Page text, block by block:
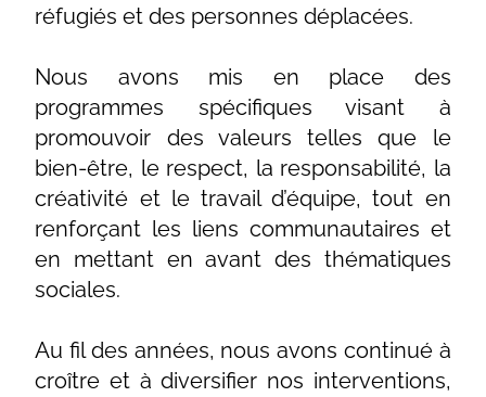
réfugiés et des personnes déplacées.
Nous avons mis en place des
programmes spécifiques visant à
promouvoir des valeurs telles que le
bien-être, le respect, la responsabilité, la
créativité et le travail d’équipe, tout en
renforçant les liens communautaires et
en mettant en avant des thématiques
sociales.
Au fil des années, nous avons continué à
croître et à diversifier nos interventions,